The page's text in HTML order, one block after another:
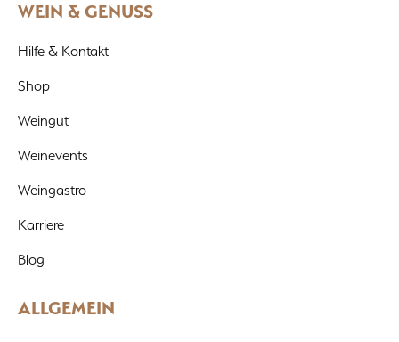
WEIN & GENUSS
Hilfe & Kontakt
Shop
Weingut
Weinevents
Weingastro
Karriere
Blog
ALLGEMEIN